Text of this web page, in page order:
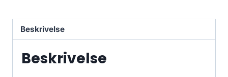
Beskrivelse
Beskrivelse